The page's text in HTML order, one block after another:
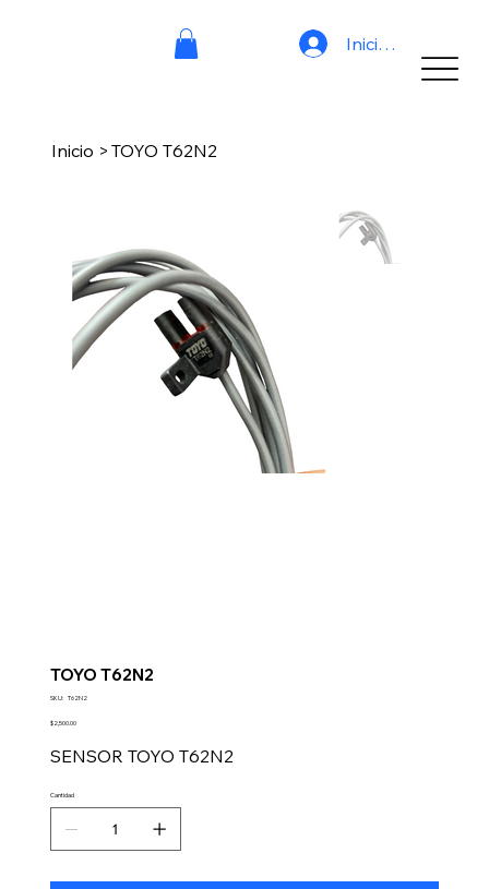
Iniciar sesión
Inicio > TOYO T62N2
TOYO T62N2
SKU: SKU
T62N2
Precio
$2,500.00
SENSOR TOYO T62N2
Cantidad